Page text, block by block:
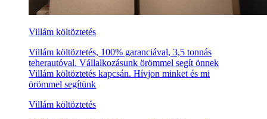
Villám költöztetés
Villám költöztetés, 100% garanciával, 3,5 tonnás
teherautóval. Vállalkozásunk örömmel segít önnek
Villám költöztetés kapcsán. Hívjon minket és mi
örömmel segítünk
Villám költöztetés